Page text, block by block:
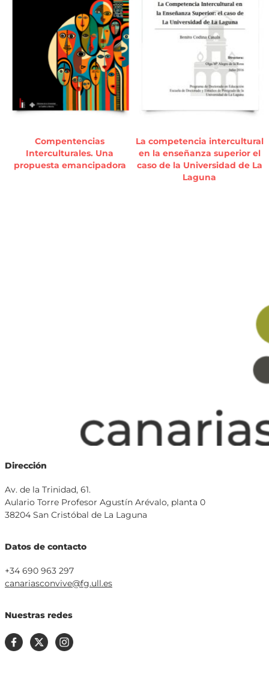
Compentencias
Interculturales. Una
propuesta emancipadora
La competencia intercultural
en la enseñanza superior el
caso de la Universidad de La
Laguna
Dirección
Av. de la Trinidad, 61.
Aulario Torre Profesor Agustín Arévalo, planta 0
38204 San Cristóbal de La Laguna
Datos de contacto
+34 690 963 297
canariasconvive@fg.ull.es
Nuestras redes